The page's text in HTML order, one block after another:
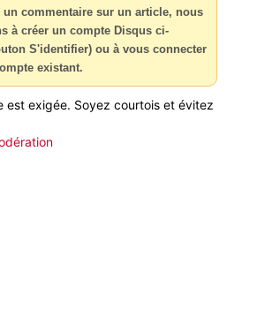
un commentaire sur un article, nous
à créer un compte Disqus ci-
S'identifier) ou à vous connecter
existant.
est exigée. Soyez courtois et évitez